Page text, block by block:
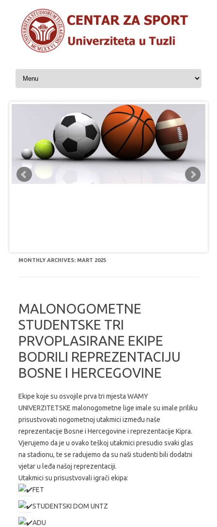
Skip to content
MONTHLY ARCHIVES: MART 2025
MALONOGOMETNE
STUDENTSKE TRI
PRVOPLASIRANE EKIPE
BODRILI REPREZENTACIJU
BOSNE I HERCEGOVINE
Ekipe koje su osvojile prva tri mjesta WAMY
UNIVERZITETSKE malonogometne lige imale su imale priliku
prisustvovati nogometnoj utakmici između naše
reprezentacije Bosne i Hercegovine i reprezentacije Kipra.
Vjerujemo da je u ovako teškoj utakmici presudio svaki glas
na stadionu, te se radujemo da su naši studenti bili dodatni
vjetar u leđa našoj reprezentaciji.
Utakmici su prisustvovali igrači ekipa:
FET
STUDENTSKI DOM UNTZ
ADU